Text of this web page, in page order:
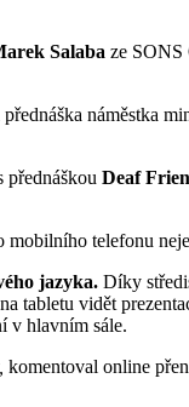
Salaba ze SONS
náměstka
přednáškou Deaf
telefonu
jazyka. Díky
tabletu vidět
v hlavním sále.
komentoval online